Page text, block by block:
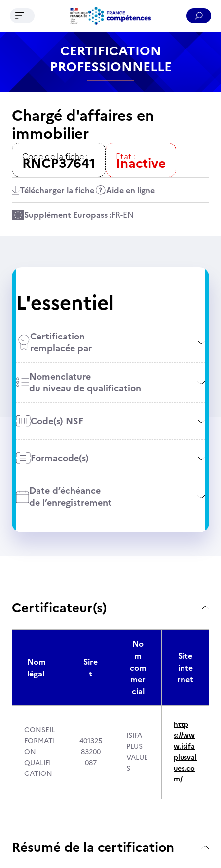
Contenu Recherche Menu Pied de page
Ouvrir le menu de navigation
CERTIFICATION
PROFESSIONNELLE
Chargé d'affaires en
immobilier
Code de la fiche :
RNCP37641 Etat :
Inactive
Télécharger la fiche Aide en ligne
Supplément Europass :FR-EN
L'essentiel
Certification
remplacée par
Nomenclature
du niveau de qualification
Code(s) NSF
Formacode(s)
Date d’échéance
de l’enregistrement
Certificateur(s)
Nom
légal
Sire
t
No
m
com
mer
cial
Site
inte
rnet
CONSEIL
FORMATI
ON
QUALIFI
CATION
401325
83200
087
ISIFA
PLUS
VALUE
S
http
s://ww
w.isifa
plusval
ues.co
m/
Résumé de la certification